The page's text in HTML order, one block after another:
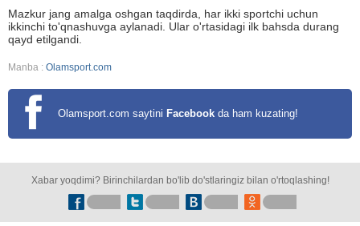
Mazkur jang amalga oshgan taqdirda, har ikki sportchi uchun
ikkinchi to'qnashuvga aylanadi. Ular o'rtasidagi ilk bahsda durang
qayd etilgandi.
Manba : Olamsport.com
Olamsport.com saytini Facebook da ham kuzating!
Xabar yoqdimi? Birinchilardan bo'lib do'stlaringiz bilan o'rtoqlashing!